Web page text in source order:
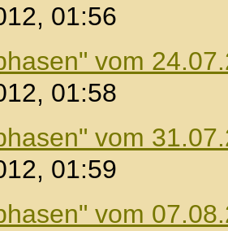
01:56
vom
01:58
vom
01:59
vom